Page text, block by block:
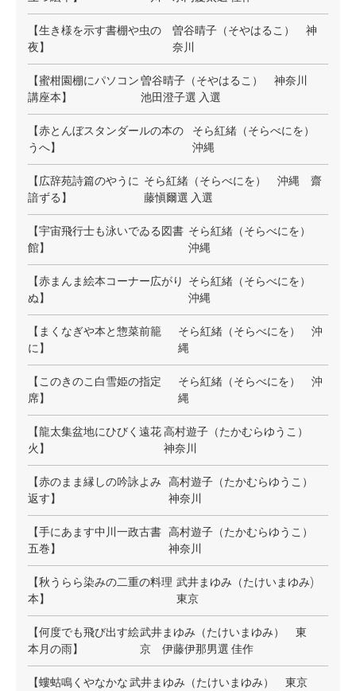
【生き様を示す書棚や虫の
夜】
曽谷晴子（そやはるこ） 神
奈川
【蜜柑園棚にパソコン
講座本】
曽谷晴子（そやはるこ） 神奈川
池田澄子選 入選
【赤とんぼスタンダールの本の
うへ】
そら紅緒（そらべにを）
沖縄
【広辞苑詩篇のやうに
諳ずる】
そら紅緒（そらべにを） 沖縄 齋
藤愼爾選 入選
【宇宙飛行士も泳いでゐる図書
館】
そら紅緒（そらべにを）
沖縄
【赤まんま絵本コーナー広がり
ぬ】
そら紅緒（そらべにを）
沖縄
【まくなぎや本と惣菜前籠
に】
そら紅緒（そらべにを） 沖
縄
【このきのこ白雪姫の指定
席】
そら紅緒（そらべにを） 沖
縄
【龍太集盆地にひびく遠花
火】
高村遊子（たかむらゆうこ）
神奈川
【赤のまま縁しの吟詠よみ
返す】
高村遊子（たかむらゆうこ）
神奈川
【手にあます中川一政古書
五巻】
高村遊子（たかむらゆうこ）
神奈川
【秋うらら染みの二重の料理
本】
武井まゆみ（たけいまゆみ)
東京
【何度でも飛び出す絵
本月の雨】
武井まゆみ（たけいまゆみ） 東
京 伊藤伊那男選 佳作
【螻蛄鳴くやなかな武井まゆみ（たけいまゆみ） 東京